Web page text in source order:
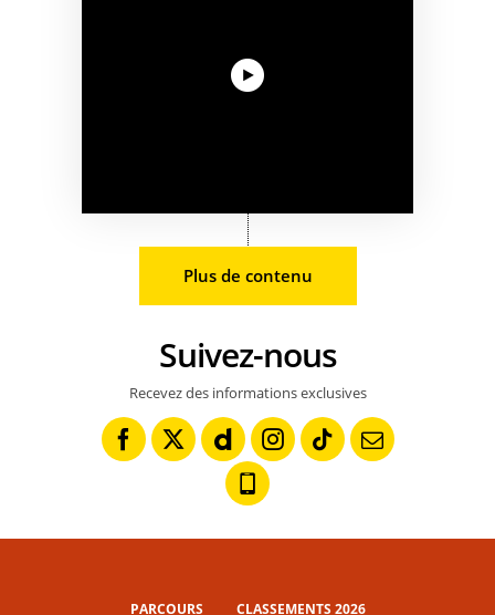
Plus de contenu
Suivez-nous
Recevez des informations exclusives
PARCOURS CLASSEMENTS 2026